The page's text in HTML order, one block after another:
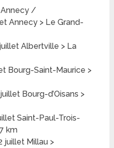
Annecy /
Annecy > Le Grand-
Albertville > La
Bourg-Saint-Maurice >
Bourg-d’Oisans >
Saint-Paul-Trois-
km
juillet Millau >